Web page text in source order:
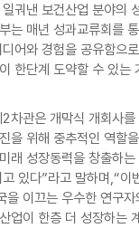
궈낸 보건산업 분야의
는 매년 성과교류회를 통
어와 경험을 공유함으
한단계 도약할 수 있는
차관은 개막식 개회사
을 위해 중추적인 역할
래 성장동력을 창출하
있다”라고 말하며,“이
을 이끄는 우수한 연구
업이 한층 더 성장하는